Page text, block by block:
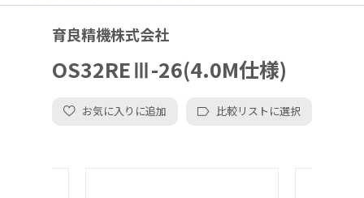
育良精機株式会社
OS32REⅢ-26(4.0M仕様)
お気に入りに追加 比較リストに選択